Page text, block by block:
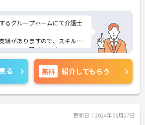
るグループホームにて介護士
給がありますので、スキルア
ションに繋がります。
面接対策ポイントなど、さら
すので、お気軽にご相談くだ
る 無料 紹介してもらう
更新日：2024年06月27日